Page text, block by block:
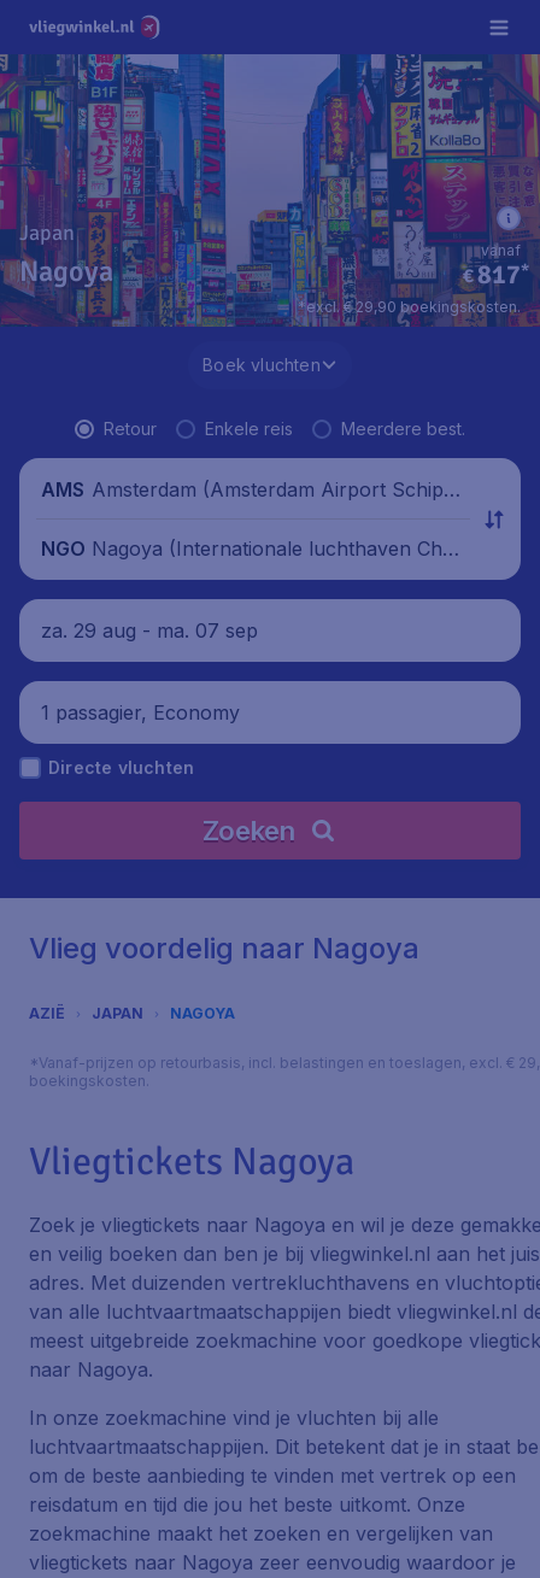
Japan
Nagoya €817*
vanaf
*excl. € 29,90 boekingskosten.
Boek vluchten
Retour Enkele reis Meerdere best.
AMS Amsterdam (Amsterdam Airport Schipho
NGO Nagoya (Internationale luchthaven Chūb
u Centrair), Japan
za. 29 aug - ma. 07 sep
1 passagier, Economy
Directe vluchten
Zoeken
Vlieg voordelig naar Nagoya
AZIË JAPAN NAGOYA
*Vanaf-prijzen op retourbasis, incl. belastingen en toeslagen, excl. €
boekingskosten.
Vliegtickets Nagoya
Zoek je vliegtickets naar Nagoya en wil je deze
en veilig boeken dan ben je bij vliegwinkel.nl aan het
adres. Met duizenden vertrekluchthavens en
van alle luchtvaartmaatschappijen biedt vliegwinkel.nl
meest uitgebreide zoekmachine voor goedkope
naar Nagoya.
In onze zoekmachine vind je vluchten bij alle
luchtvaartmaatschappijen. Dit betekent dat je in staat
om de beste aanbieding te vinden met vertrek op een
reisdatum en tijd die jou het beste uitkomt. Onze
zoekmachine maakt het zoeken en vergelijken van
vliegtickets naar Nagoya zeer eenvoudig waardoor je